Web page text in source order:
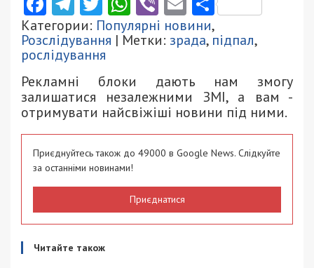
Категории: Популярні новини,
Розслідування | Метки: зрада, підпал,
рослідування
Рекламні блоки дають нам змогу
залишатися незалежними ЗМІ, а вам -
отримувати найсвіжіші новини під ними.
Приєднуйтесь також до 49000 в Google News. Слідкуйте
за останніми новинами!
Приєднатися
Читайте також